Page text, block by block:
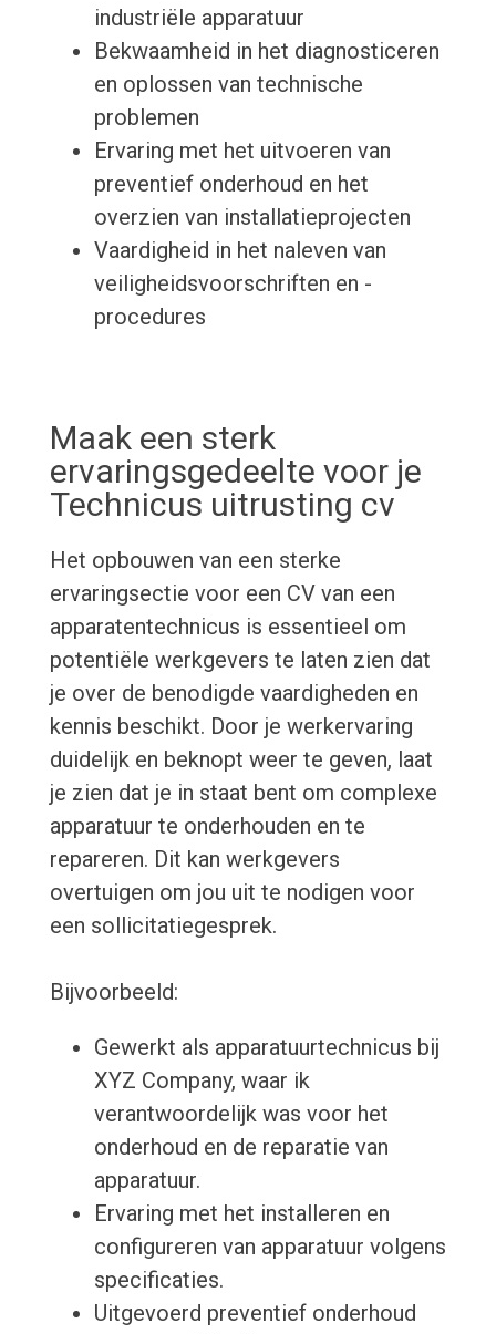
industriële apparatuur
Bekwaamheid in het diagnosticeren
en oplossen van technische
problemen
Ervaring met het uitvoeren van
preventief onderhoud en het
overzien van installatieprojecten
Vaardigheid in het naleven van
veiligheidsvoorschriften en -
procedures
Maak een sterk
ervaringsgedeelte voor je
Technicus uitrusting cv
Het opbouwen van een sterke
ervaringsectie voor een CV van een
apparatentechnicus is essentieel om
potentiële werkgevers te laten zien dat
je over de benodigde vaardigheden en
kennis beschikt. Door je werkervaring
duidelijk en beknopt weer te geven, laat
je zien dat je in staat bent om complexe
apparatuur te onderhouden en te
repareren. Dit kan werkgevers
overtuigen om jou uit te nodigen voor
een sollicitatiegesprek.
Bijvoorbeeld:
Gewerkt als apparatuurtechnicus bij
XYZ Company, waar ik
verantwoordelijk was voor het
onderhoud en de reparatie van
apparatuur.
Ervaring met het installeren en
configureren van apparatuur volgens
specificaties.
Uitgevoerd preventief onderhoud